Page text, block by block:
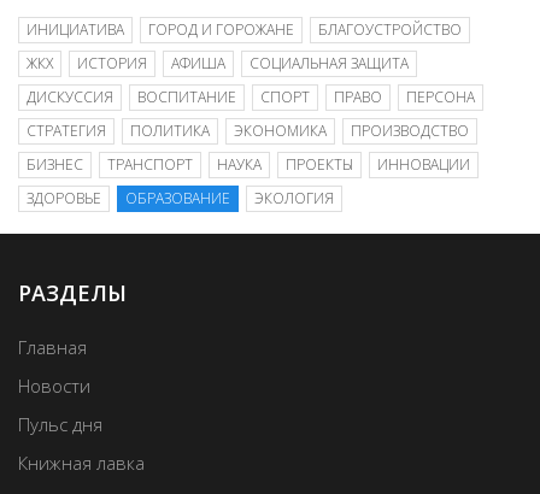
ИНИЦИАТИВА ГОРОД И ГОРОЖАНЕ
БЛАГОУСТРОЙСТВО
ЖКХ
ИСТОРИЯ АФИША
СОЦИАЛЬНАЯ ЗАЩИТА
ДИСКУССИЯ
ВОСПИТАНИЕ СПОРТ ПРАВО
ПЕРСОНА
СТРАТЕГИЯ
ПОЛИТИКА ЭКОНОМИКА
ПРОИЗВОДСТВО
БИЗНЕС
ТРАНСПОРТ НАУКА ПРОЕКТЫ
ИННОВАЦИИ
ЗДОРОВЬЕ
ОБРАЗОВАНИЕ ЭКОЛОГИЯ
РАЗДЕЛЫ
Главная
Новости
Пульс дня
Книжная лавка